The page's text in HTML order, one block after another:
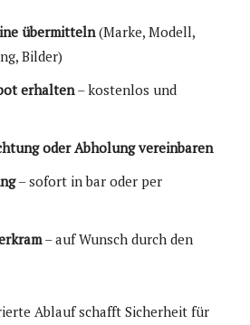
übermitteln(Marke, Modell,
Bilder)
erhalten– kostenlos und
oder Abholung vereinbaren
– sofort in bar oder per
– auf Wunsch durch den
Ablauf schafft Sicherheit für